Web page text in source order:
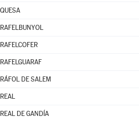
QUESA
RAFELBUNYOL
RAFELCOFER
RAFELGUARAF
RÁFOL DE SALEM
REAL
REAL DE GANDÍA